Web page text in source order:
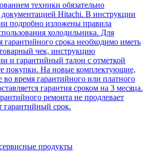
техники обязательно
документацией Hitachi. В инструкции
подробно изложены правила
холодильника. Для
гарантийного срока необходимо иметь
чек, инструкцию
и гарантийный талон с отметкой
покупки. На новые комплектующие,
во время гарантийного или платного
гарантия сроком на 3 месяца.
ремонта не продлевает
гарантийный срок.
продукты